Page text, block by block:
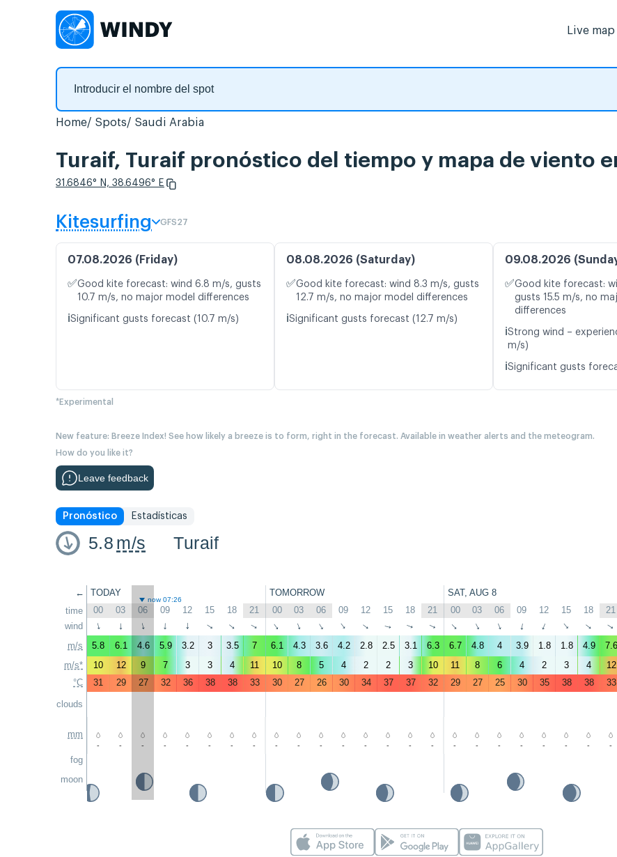
Live map
Home Spots Saudi Arabia
Turaif, Turaif pronóstico del tiempo y mapa de viento
31.6846° N, 38.6496° E
Kitesurfing GFS27
07.08.2026 (Friday)
✅Good kite forecast: wind 6.8 m/s, gusts
10.7 m/s, no major model differences
ℹ️Significant gusts forecast (10.7 m/s)
08.08.2026 (Saturday)
✅Good kite forecast: wind 8.3 m/s, gusts
12.7 m/s, no major model differences
ℹ️Significant gusts forecast (12.7 m/s)
09.08.2026
✅Good kite forecast:
gusts 15.5 m/s, no
differences
ℹ️Strong wind –
m/s)
ℹ️Significant gusts
*Experimental
New feature: Breeze Index! See how likely a breeze is to form, right in the forecast. Available in weather alerts and the meteogram.
How do you like it?
Leave feedback
Pronóstico Estadísticas
5.8 m/s Turaif
←
time
wind
m/s
m/s*
°C
clouds
mm
fog
moon
TODAY TOMORROW SAT, AUG 8
now 07:26
00 03 06 09 12 15 18 21 00 03 06 09 12 15 18 21 00 03 06 09 12 15 18 21
↑ ↑ ↑ ↑ ↑ ↑ ↑ ↑ ↑ ↑ ↑ ↑ ↑ ↑ ↑ ↑ ↑ ↑ ↑ ↑ ↑ ↑ ↑ ↑
5.8 6.1 4.6 5.9 3.2 3 3.5 7 6.1 4.3 3.6 4.2 2.8 2.5 3.1 6.3 6.7 4.8 4 3.9 1.8 1.8 4.9 7.6
10
12 9 7 3 3 4 11 10 8 5 4 2 2 3 10 11 8 6 4 2 3 4 12
31
29 27 32 36 38 38 33 30 27 26 30 34 37 37 32 29 27 25 30 35 38 38 33
- - - - - - - - - - - - - - - - - - - - - - - -